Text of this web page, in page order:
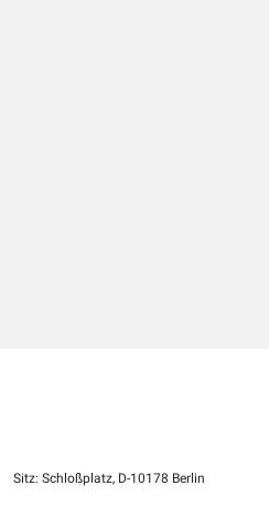
Sitz: Schloßplatz, D-10178 Berlin